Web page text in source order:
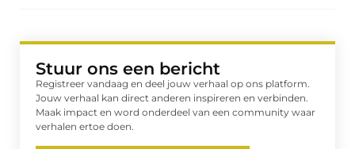
Stuur ons een bericht
Registreer vandaag en deel jouw verhaal op ons platform.
Jouw verhaal kan direct anderen inspireren en verbinden.
Maak impact en word onderdeel van een community waar
verhalen ertoe doen.